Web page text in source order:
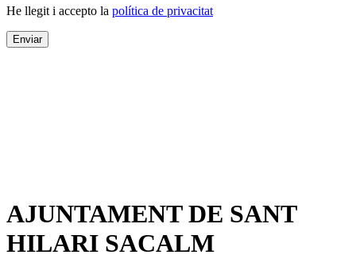
He llegit i accepto la política de privacitat
AJUNTAMENT DE SANT
HILARI SACALM